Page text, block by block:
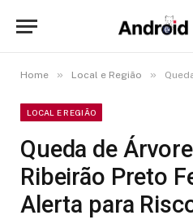
Home » Local e Região » Queda de
LOCAL E REGIÃO
Queda de
Ribeirão Preto
Alerta para